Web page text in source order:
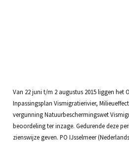
Van 22 juni t/m 2 augustus 2015 liggen het
Inpassingsplan Vismigratierivier,
vergunning Natuurbeschermingswet
beoordeling ter inzage. Gedurende deze
zienswijze geven. PO IJsselmeer